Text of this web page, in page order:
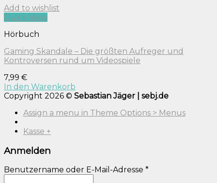
Add to wishlist
Quick View
Hörbuch
Gaming Skandale – Die größten Aufreger und
Kontroversen rund um Videospiele
7,99 €
In den Warenkorb
Copyright 2026 © Sebastian Jäger | sebj.de
Assign a menu in Theme Options > Menus
Kasse +
Anmelden
Benutzername oder E-Mail-Adresse *